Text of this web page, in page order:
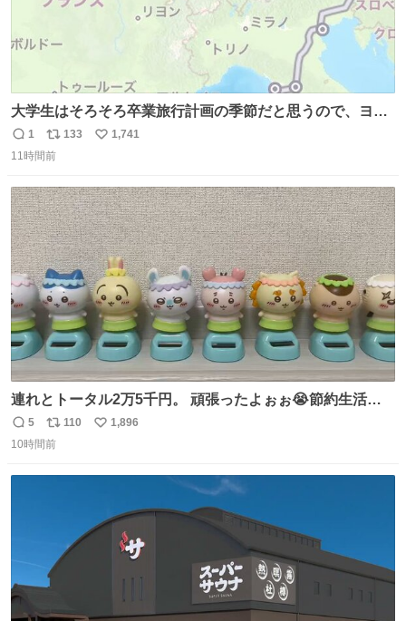
大学生はそろそろ卒業旅行計画の季節だと思うので、ヨー
ロッパ🇪🇺主要国を縦断できるおすすめルートをシェア！
•以下の国をほぼユーレイルパス(EU内電車乗り放題チケッ
🇧🇪 オランダ🇳🇱 ドイツ🇩🇪 イタリア🇮🇹
返
信
1
リ
ポ
ト
数
133
い
数
1,741
11時間前
連れとトータル2万5千円。 頑張ったよぉぉ😭節約生活の
始まり。笑
返
信
5
リ
ポ
110
い
1,896
10時間前